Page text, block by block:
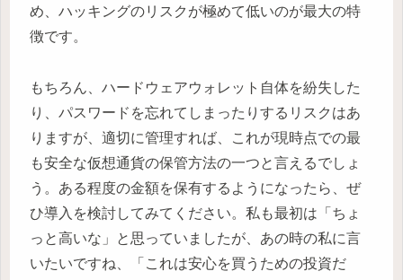
め、ハッキングのリスクが極めて低いのが最大の特
徴です。
もちろん、ハードウェアウォレット自体を紛失した
り、パスワードを忘れてしまったりするリスクはあ
りますが、適切に管理すれば、これが現時点での最
も安全な仮想通貨の保管方法の一つと言えるでしょ
う。ある程度の金額を保有するようになったら、ぜ
ひ導入を検討してみてください。私も最初は「ちょ
っと高いな」と思っていましたが、あの時の私に言
いたいですね、「これは安心を買うための投資だ